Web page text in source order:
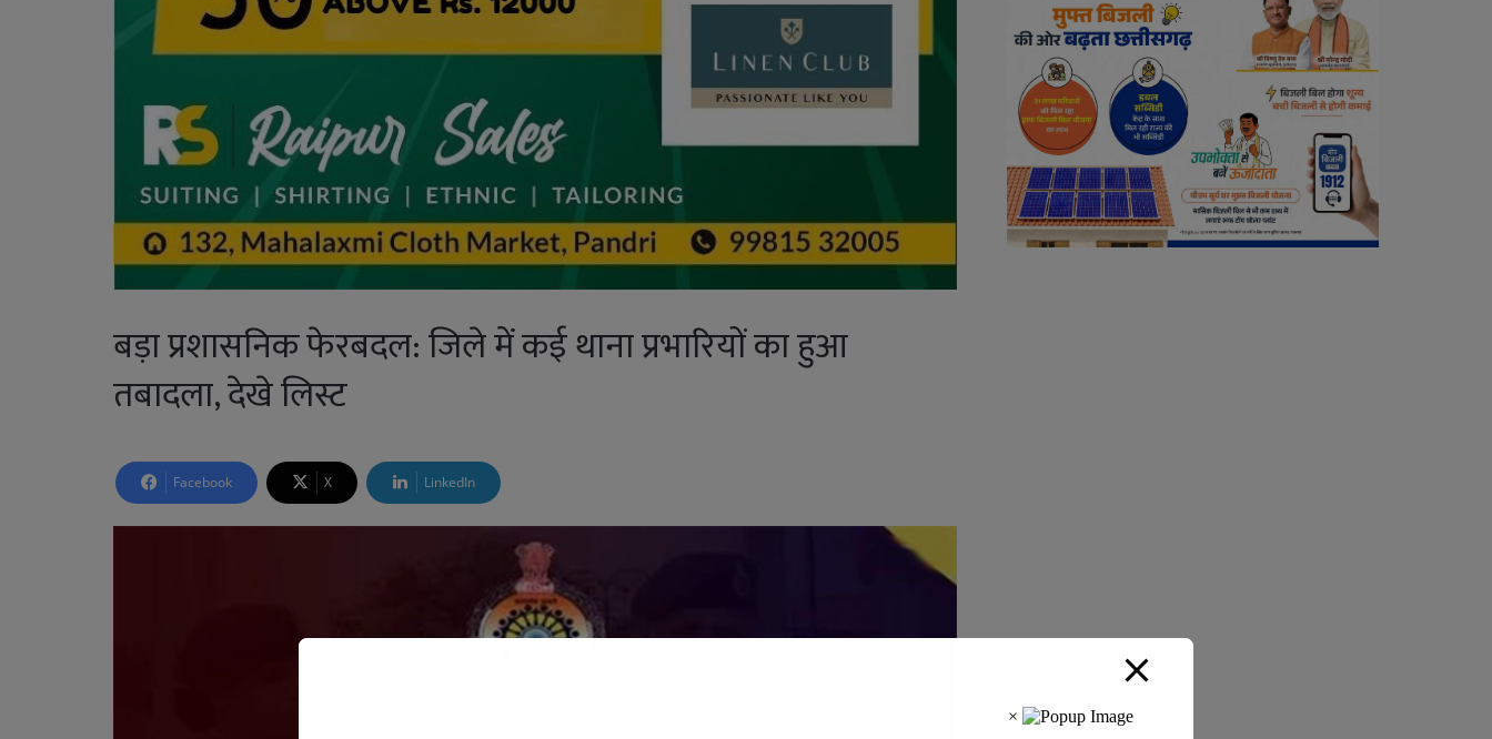
बड़ा प्रशासनिक फेरबदल: जिले में कई थाना प्रभारियों का हुआ
तबादला, देखे लिस्ट
Facebook X LinkedIn